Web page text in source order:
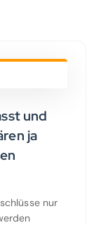
und
ja
nur